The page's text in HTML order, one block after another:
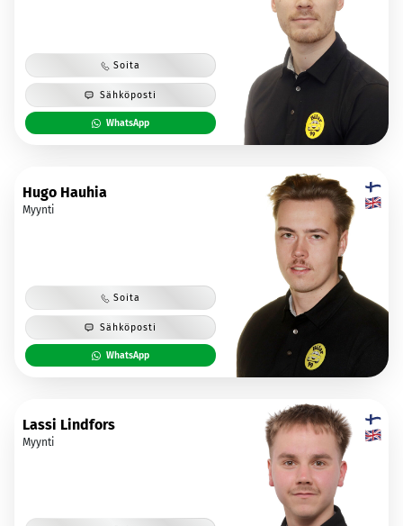
Soita
Sähköposti
WhatsApp
Hugo Hauhia
Myynti
Soita
Sähköposti
WhatsApp
Lassi Lindfors
Myynti